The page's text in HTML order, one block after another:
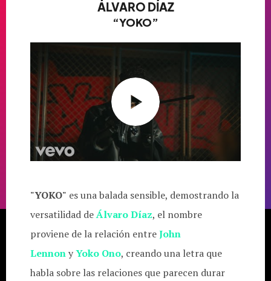
ÁLVARO DÍAZ
“YOKO”
"YOKO" es una balada sensible, demostrando la
versatilidad deÁlvaro Díaz, el nombre
proviene de la relación entreJohn
LennonyYoko Ono, creando una letra que
habla sobre las relaciones que parecen durar